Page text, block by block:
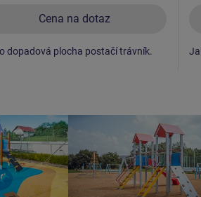
Cena na dotaz
dopadová plocha postačí trávník.